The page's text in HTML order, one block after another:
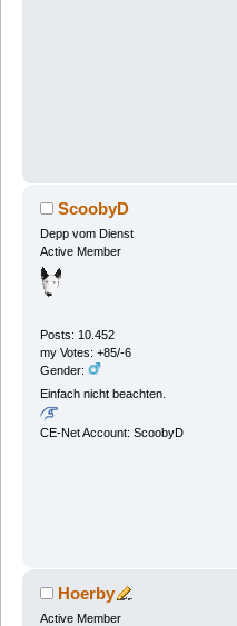
ScoobyD
Depp vom Dienst
Active Member
Posts: 10.452
my Votes: +85/-6
Gender:
Einfach nicht beachten.
CE-Net Account: ScoobyD
Hoerby
Active Member